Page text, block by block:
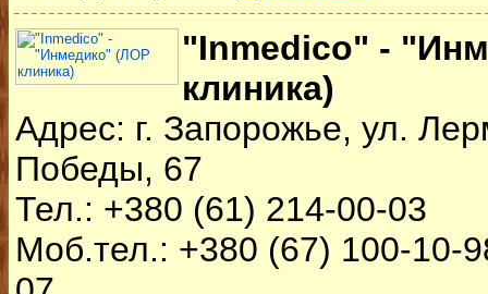
"Inmedico" -
клиника)
Адрес: г. Запорожье, ул.
Победы, 67
Тел.: +380 (61) 214-00-03
Моб.тел.: +380 (67) 100-10-